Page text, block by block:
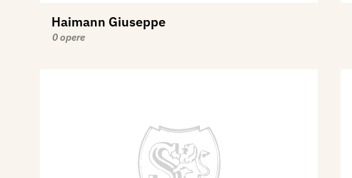
Haimann Giuseppe
0 opere